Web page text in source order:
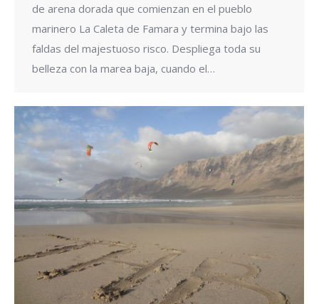
de arena dorada que comienzan en el pueblo
marinero La Caleta de Famara y termina bajo las
faldas del majestuoso risco. Despliega toda su
belleza con la marea baja, cuando el…